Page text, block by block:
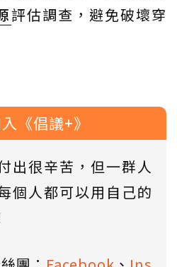
評估調查，避免破壞穿
《倡議+》
出很辛苦，但一群人
個人都可以用自己的